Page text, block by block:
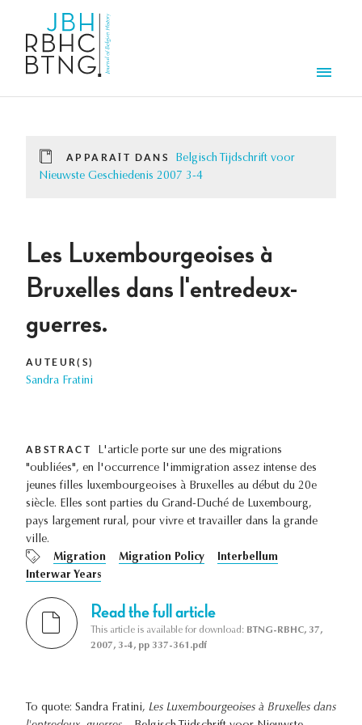
APPARAÎT DANS
Belgisch Tijdschrift voor
Nieuwste Geschiedenis 2007 3-4
Les Luxembourgeoises à
Bruxelles dans l'entredeux-
guerres.
AUTEUR(S)
Sandra Fratini
ABSTRACT
L'article porte sur une des migrations
"oubliées", en l'occurrence l'immigration assez intense des
jeunes filles luxembourgeoises à Bruxelles au début du 20e
siècle. Elles sont parties du Grand-Duché de Luxembourg,
pays largement rural, pour vivre et travailler dans la grande
ville.
Migration
Migration Policy
Interbellum
Interwar Years
Read the full article
This article is available for download: BTNG-RBHC, 37,
2007, 3-4, pp 337-361.pdf
To quote: Sandra Fratini, Les Luxembourgeoises à Bruxelles dans